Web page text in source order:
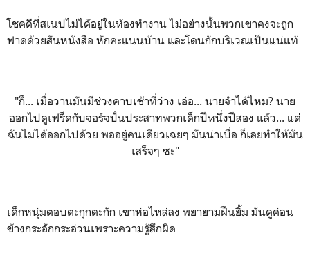
โชคดีที่สเนปไม่ได้อยู่ในห้องทำงาน ไม่อย่างนั้นพวกเขาคงจะถูก
ฟาดด้วยสันหนังสือ หักคะแนนบ้าน และโดนกักบริเวณเป็นแน่แท้
"ก็... เมื่อวานมันมีช่วงคาบเช้าที่ว่าง เอ่อ... นายจำได้ไหม? นาย
ออกไปดูเฟร็ดกับจอร์จปั่นประสาทพวกเด็กปีหนึ่งปีสอง แล้ว... แต่
ฉันไม่ได้ออกไปด้วย พออยู่คนเดียวเฉยๆ มันน่าเบื่อ ก็เลยทำให้มัน
เสร็จๆ ซะ"
เด็กหนุ่มตอบตะกุกตะกัก เขาห่อไหล่ลง พยายามฝืนยิ้ม มันดูค่อน
ข้างกระอักกระอ่วนเพราะความรู้สึกผิด